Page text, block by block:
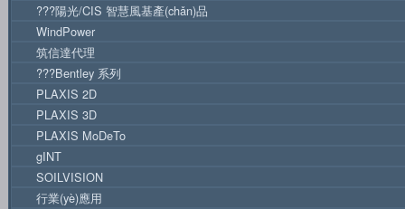
???陽光/CIS 智慧風基產(chǎn)品
WindPower
筑信達代理
???Bentley 系列
PLAXIS 2D
PLAXIS 3D
PLAXIS MoDeTo
gINT
SOILVISION
行業(yè)應用